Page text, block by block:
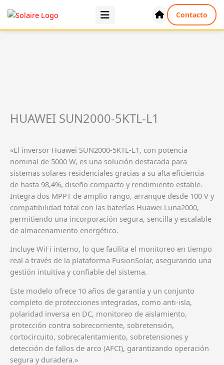
contenido
Contacto
HUAWEI SUN2000-5KTL-L1
«El inversor Huawei SUN2000-5KTL-L1, con potencia
nominal de 5000 W, es una solución destacada para
sistemas solares residenciales gracias a su alta eficiencia
de hasta 98,4%, diseño compacto y rendimiento estable.
Integra dos MPPT de amplio rango, arranque desde 100 V y
compatibilidad total con las baterías Huawei Luna2000,
permitiendo una incorporación segura, sencilla y escalable
de almacenamiento energético.
Incluye WiFi interno, lo que facilita el monitoreo en tiempo
real a través de la plataforma FusionSolar, asegurando una
gestión intuitiva y confiable del sistema.
Este modelo ofrece 10 años de garantía y un conjunto
completo de protecciones integradas, como anti-isla,
polaridad inversa en DC, monitoreo de aislamiento,
protección contra sobrecorriente, sobretensión,
cortocircuito, sobrecalentamiento, sobretensiones y
detección de fallos de arco (AFCI), garantizando operación
segura y duradera.»